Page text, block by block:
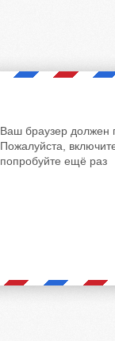
Ваш браузер должен
Пожалуйста,
попробуйте ещё раз